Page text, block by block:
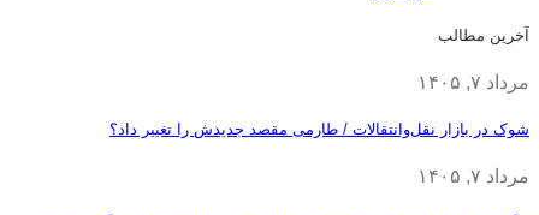
آخرین مطالب
مرداد ۷, ۱۴۰۵
شوک در بازار نقل‌وانتقالات / طارمی مقصد جدیدش را تغییر داد؟
مرداد ۷, ۱۴۰۵